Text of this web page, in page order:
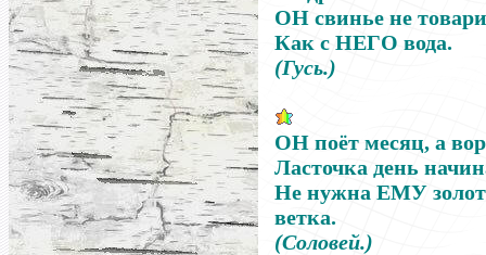
ОН свинье не
Как с НЕГО вода.
(Гусь.)
ОН поёт месяц, а
Ласточка день
Не нужна ЕМУ
ветка.
(Соловей.)